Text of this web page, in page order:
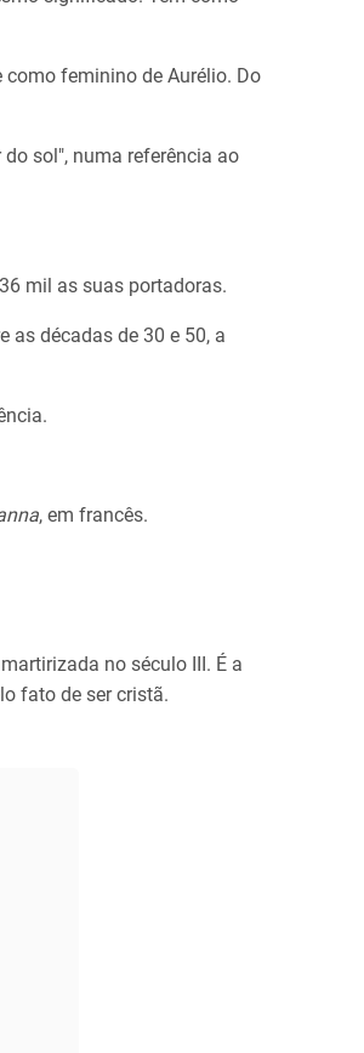
como feminino de Aurélio. Do
sol", numa referência ao
mil as suas portadoras.
as décadas de 30 e 50, a
, em francês.
no século III. É a
fato de ser cristã.